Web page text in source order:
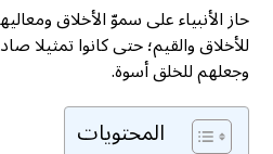
حاز الأنبياء على سموّ الأخلاق
للأخلاق والقيم؛ حتى كانوا تمثيلا
وجعلهم للخلق أسوة.
المحتويات